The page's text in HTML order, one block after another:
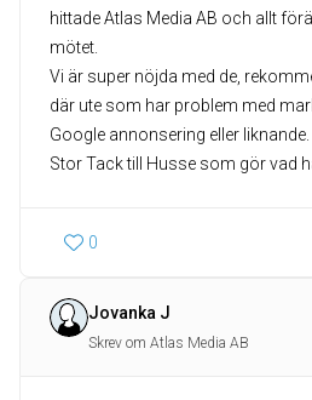
hittade Atlas Media AB och allt
mötet.
Vi är super nöjda med de,
där ute som har problem med
Google annonsering eller liknande.
0
Jovanka J
Skrev om Atlas Media AB